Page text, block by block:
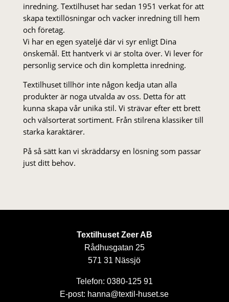
inredning. Textilhuset har sedan 1951 verkat för att
skapa textillösningar och vacker inredning till hem
och företag.
Vi har en egen syateljé där vi syr enligt Dina
önskemål. Ett hantverk vi är stolta över. Vi lever för
personlig service och din kompletta inredning.
Textilhuset tillhör inte någon kedja utan alla
produkter är noga utvalda av oss. Detta för att
kunna skapa vår unika stil. Vi strä­var efter ett brett
och välsorterat sor­ti­ment. Från stil­rena klas­siker till
starka karaktärer.
På så sätt kan vi skräddarsy en lösning som passar
just ditt behov.
Textilhuset Zeer AB
Rådhusgatan 25
571 31 Nässjö
Telefon: 0380-125 91
E-post: hanna@textil-huset.se